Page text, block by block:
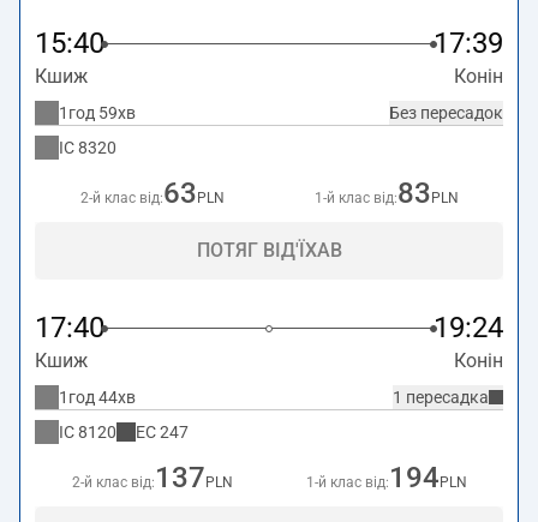
15:40 17:39
Кшиж Конін
Без пересадок
1год 59хв
IC8320
2-й клас від:63 PLN 1-й клас від:83 PLN
ПОТЯГ ВІД'ЇХАВ
17:40 19:24
Кшиж Конін
1 пересадка
1год 44хв
IC8120 EC247
2-й клас від: 137 PLN 1-й клас від: 194 PLN